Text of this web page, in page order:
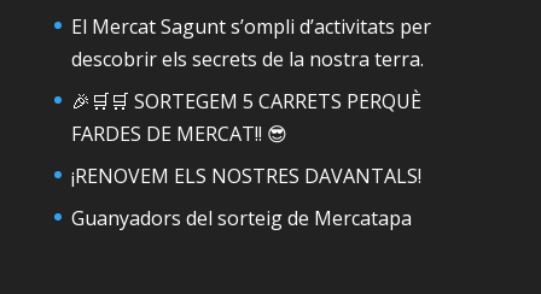
El Mercat Sagunt s’ompli d’activitats per
descobrir els secrets de la nostra terra.
🎉🛒🛒 SORTEGEM 5 CARRETS PERQUÈ
FARDES DE MERCAT!! 😎
¡RENOVEM ELS NOSTRES DAVANTALS!
Guanyadors del sorteig de Mercatapa